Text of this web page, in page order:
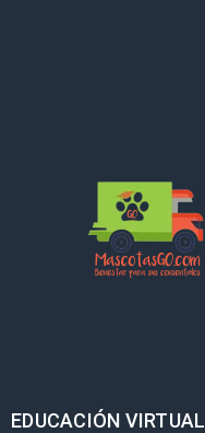
EDUCACIÓN VIRTUAL